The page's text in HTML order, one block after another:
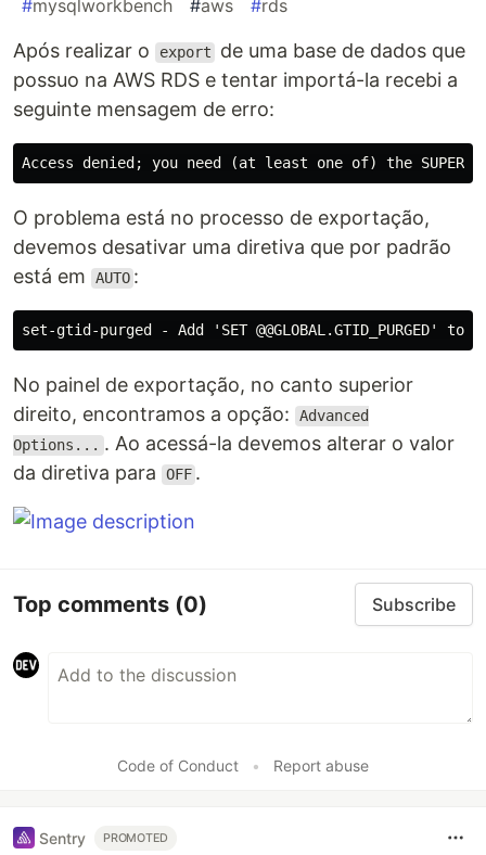
#mysqlworkbench #aws #rds
Após realizar o export
de uma base de dados que
possuo na AWS RDS e tentar importá-la recebi a
seguinte mensagem de erro:
O problema está no processo de exportação,
devemos desativar uma diretiva que por padrão
está em
AUTO :
No painel de exportação, no canto superior
direito, encontramos a opção:
Advanced
Options... . Ao acessá-la devemos alterar o valor
da diretiva para
OFF .
Top comments (0) Subscribe
Code of Conduct • Report abuse
Sentry PROMOTED